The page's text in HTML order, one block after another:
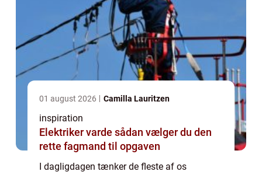
01 august 2026 Camilla Lauritzen
inspiration
Elektriker varde sådan vælger du den
rette fagmand til opgaven
I dagligdagen tænker de fleste af os